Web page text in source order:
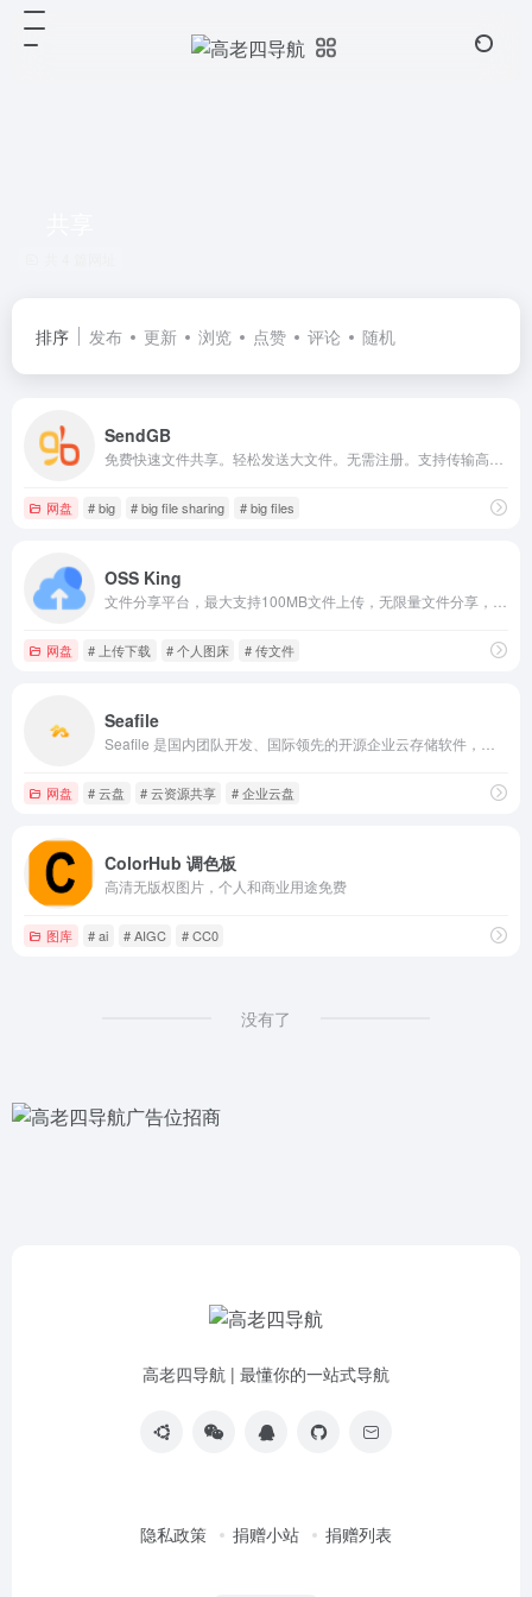
排序 发布 更新 浏览 点赞 评论 随机
SendGB
网盘 # big # big file sharing # big files
OSS King
网盘 # 上传下载 # 个人图床 # 传文件
Seafile
网盘 # 云盘 # 云资源共享 # 企业云盘
ColorHub 调色板
高清无版权图片，个人和商业用途免费
图库 # ai # AIGC # CC0
没有了
高老四导航 | 最懂你的一站式导航
隐私政策 捐赠小站 捐赠列表